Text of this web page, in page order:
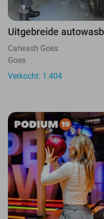
Uitgebreide
Carwash Goes
Goes
Verkocht: 1.404